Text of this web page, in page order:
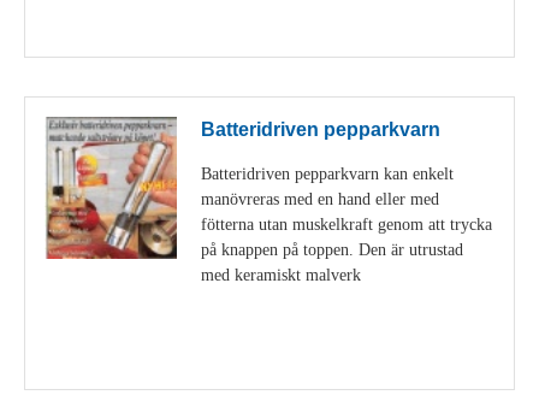
Batteridriven pepparkvarn
Batteridriven pepparkvarn kan enkelt
manövreras med en hand eller med
fötterna utan muskelkraft genom att trycka
på knappen på toppen. Den är utrustad
med keramiskt malverk